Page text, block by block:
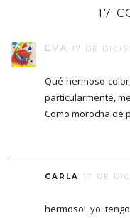
17
EVA 17 DE
Qué hermoso
particularmente,
Como morocha de
CARLA 17 DE
hermoso! yo